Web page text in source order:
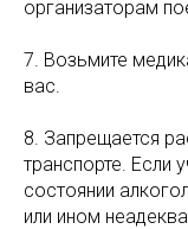
организаторам
7. Возьмите
вас.
8. Запрещается
транспорте. Если
состоянии
или ином